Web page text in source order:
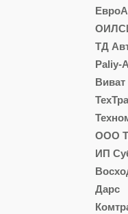
ТД
Paliy-
Виват
ООО
ИП
Дарс